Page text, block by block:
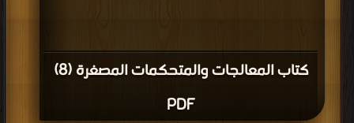
كتاب المعالجات والمتحكمات المصغرة (8)
PDF